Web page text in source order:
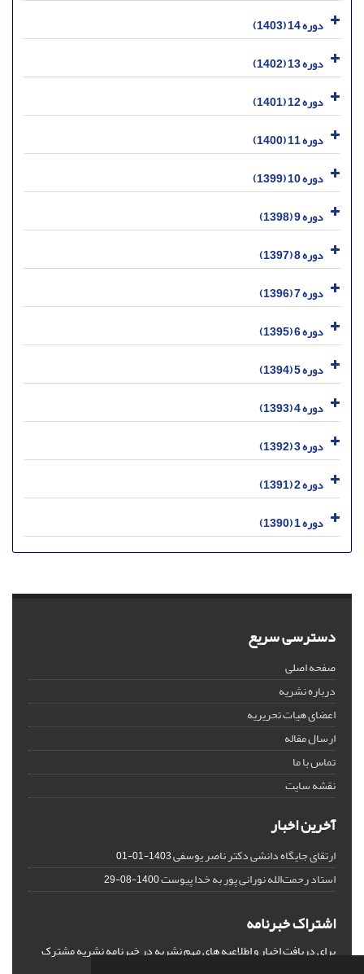
دوره 14 (1403)
دوره 13 (1402)
دوره 12 (1401)
دوره 11 (1400)
دوره 10 (1399)
دوره 9 (1398)
دوره 8 (1397)
دوره 7 (1396)
دوره 6 (1395)
دوره 5 (1394)
دوره 4 (1393)
دوره 3 (1392)
دوره 2 (1391)
دوره 1 (1390)
دسترسی سریع
صفحه اصلی
درباره نشریه
اعضای هیات تحریریه
ارسال مقاله
تماس با ما
نقشه سایت
آخرین اخبار
ارتقای جایگاه دانشی دکتر ناصر یوسفی1403-01-01
استاد رحمت‌الله نورانی پور به خدا پیوست1400-08-29
اشتراک خبرنامه
برای دریافت اخبار و اطلاعیه های مهم نشریه در خبرنامه نشریه مشترک